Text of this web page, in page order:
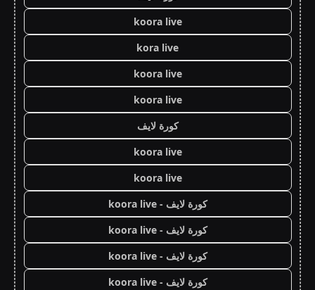
koora live
kora live
koora live
koora live
كورة لايف
koora live
koora live
كورة لايف - koora live
كورة لايف - koora live
كورة لايف - koora live
كورة لايف - koora live